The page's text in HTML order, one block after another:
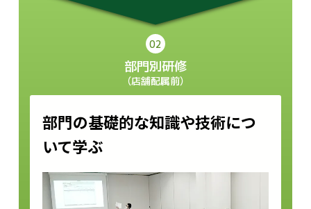
02
部門別研修
（店舗配属前）
部門の基礎的な知識や技術につ
いて学ぶ